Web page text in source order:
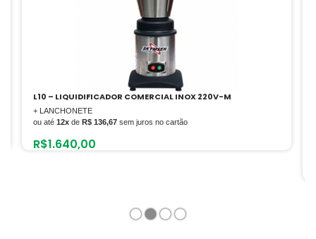
220V-M PR-2008E – FRY FRITTER A/O
1 2 3 4